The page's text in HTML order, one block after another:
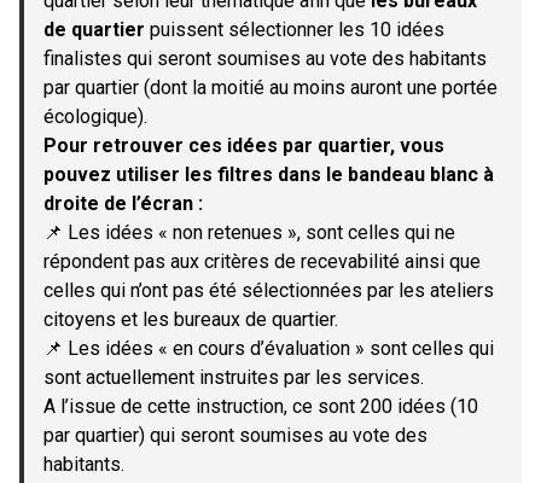
de quartier puissent sélectionner les 10 idées
finalistes qui seront soumises au vote des habitants
par quartier (dont la moitié au moins auront une portée
écologique).
Pour retrouver ces idées par quartier, vous
pouvez utiliser les filtres dans le bandeau blanc à
droite de l’écran :
📌 Les idées « non retenues », sont celles qui ne
répondent pas aux critères de recevabilité ainsi que
celles qui n’ont pas été sélectionnées par les ateliers
citoyens et les bureaux de quartier.
📌 Les idées « en cours d’évaluation » sont celles qui
sont actuellement instruites par les services.
A l’issue de cette instruction, ce sont 200 idées (10
par quartier) qui seront soumises au vote des
habitants.